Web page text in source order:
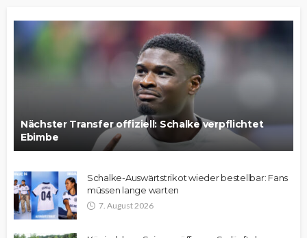
Nächster Transfer offiziell: Schalke verpflichtet
Ebimbe
Schalke-Auswärtstrikot wieder bestellbar: Fans
müssen lange warten
7. August 2026